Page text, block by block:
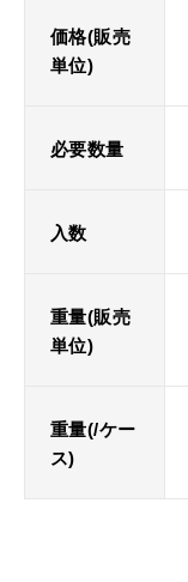
価格(販売
単位)
必要数量
入数
重量(販売
単位)
重量(/ケー
ス)